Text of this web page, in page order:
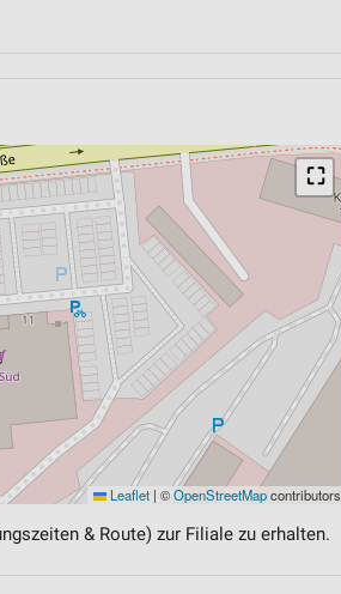
⛶
Leaflet | ©OpenStreetMapcontributors
& Route) zur Filiale zu erhalten.